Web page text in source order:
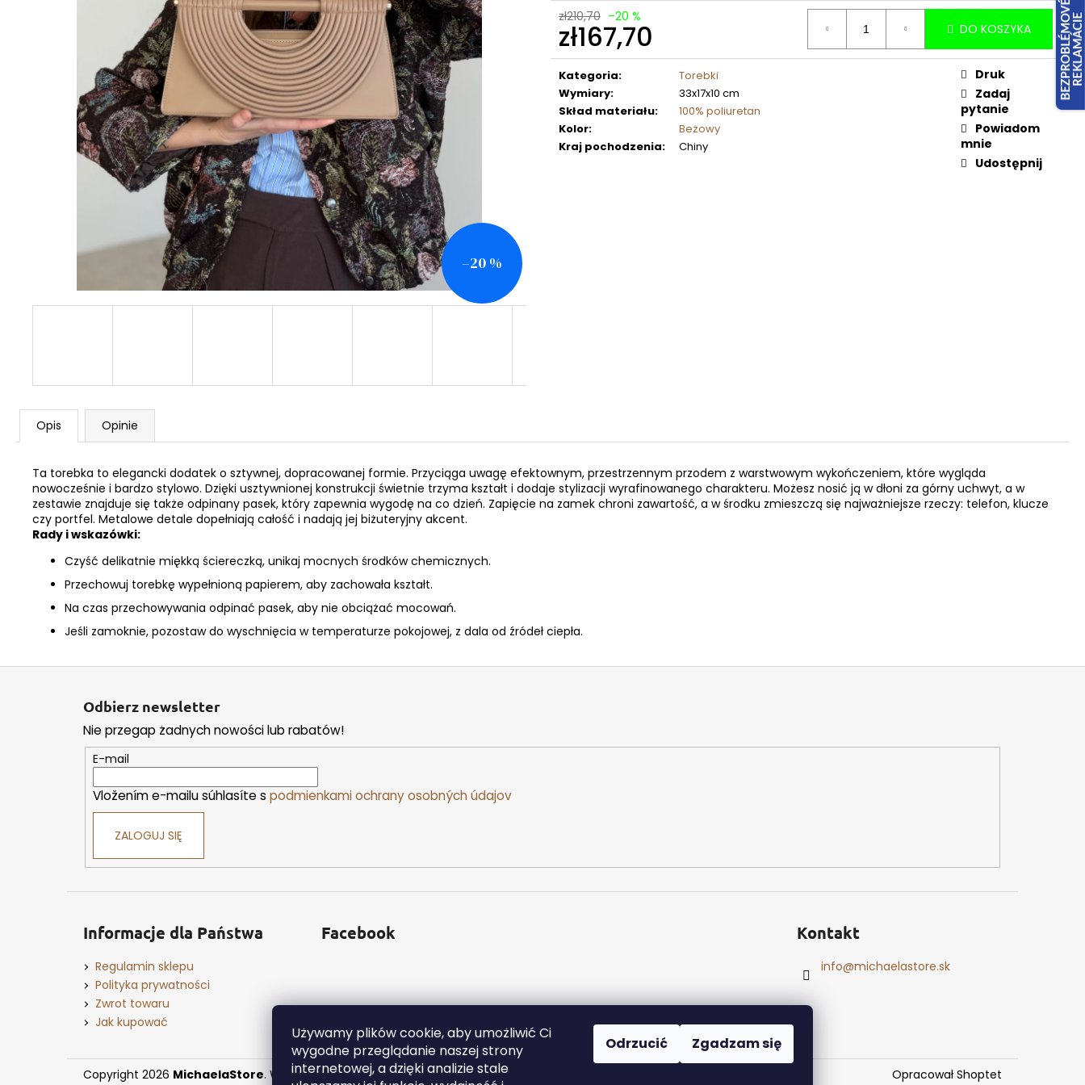
Używamy plików cookie, aby umożliwić Ci
wygodne przeglądanie naszej strony
internetowej, a dzięki analizie stale
Odrzucić Zgadzam się
zł210,70 –20 %
zł167,70
Cena
jednostkowa:
DO KOSZYKA
Kategoria:
Torebki
Wymiary:
33x17x10 cm
Skład materiału:
100% poliuretan
Kolor:
Beżowy
Kraj pochodzenia: Chiny
Druk
Zadaj
pytanie
Powiadom
mnie
Udostępnij
–20 %
Opis Opinie
Ta torebka to elegancki dodatek o sztywnej, dopracowanej formie. Przyciąga uwagę efektownym, przestrzennym przodem z warstwowym wykończeniem, które wygląda
nowocześnie i bardzo stylowo. Dzięki usztywnionej konstrukcji świetnie trzyma kształt i dodaje stylizacji wyrafinowanego charakteru. Możesz nosić ją w dłoni za górny uchwyt, a w
zestawie znajduje się także odpinany pasek, który zapewnia wygodę na co dzień. Zapięcie na zamek chroni zawartość, a w środku zmieszczą się najważniejsze rzeczy: telefon, klucze
czy portfel. Metalowe detale dopełniają całość i nadają jej biżuteryjny akcent.
Rady i wskazówki:
Czyść delikatnie miękką ściereczką, unikaj mocnych środków chemicznych.
Przechowuj torebkę wypełnioną papierem, aby zachowała kształt.
Na czas przechowywania odpinać pasek, aby nie obciążać mocowań.
Jeśli zamoknie, pozostaw do wyschnięcia w temperaturze pokojowej, z dala od źródeł ciepła.
Odbierz newsletter
Nie przegap żadnych nowości lub rabatów!
E-mail
Vložením e-mailu súhlasíte s podmienkami ochrany osobných údajov
ZALOGUJ SIĘ
Informacje dla Państwa
Regulamin sklepu
Polityka prywatności
Zwrot towaru
Jak kupować
Facebook Kontakt
info@michaelastore.sk
Opracował Shoptet
Copyright 2026 MichaelaStore. Wszystkie prawa zastrzeżone.Edytuj ustawienia plików cookie